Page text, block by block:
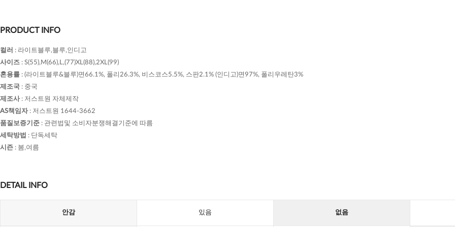
PRODUCT INFO
컬러 : 라이트블루,블루,인디고
사이즈 : S(55),M(66),L,(77)XL(88),2XL(99)
혼용률 : (라이트블루&블루)면66.1%, 폴리26.3%, 비스코스5.5%, 스판2.1% (인디고)면97%, 폴리우레탄3%
제조국 : 중국
제조사: 저스트원 자체제작
AS책임자: 저스트원 1644-3662
품질보증기준 : 관련법및 소비자분쟁해결기준에 따름
세탁방법 : 단독세탁
시즌 : 봄,여름
DETAIL INFO
안감 있음 없음